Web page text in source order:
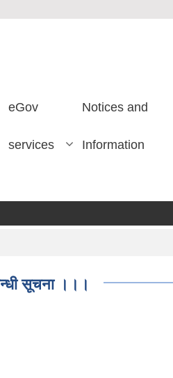
eGov
services
Notices and
Information
सूचना ।।।